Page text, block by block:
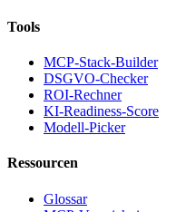
Tools
MCP-Stack-Builder
DSGVO-Checker
ROI-Rechner
KI-Readiness-Score
Modell-Picker
Ressourcen
Glossar